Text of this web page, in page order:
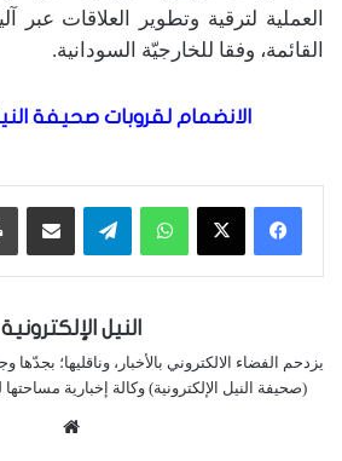
العملية لترقية وتطوير العلاقات عبر
القائمة، وفقا للخارجيّة السودانية.
الانضمام لقروبات صحيفة
واتساب تيلقرام مشاركة عبر
النيل الإلكترونية
يزدحم الفضاء الالكتروني بالأخبار، وناقليها؛
(صحيفة النيل الإلكترونية) وكالة إخبارية مساحتها